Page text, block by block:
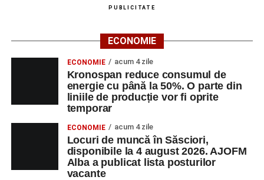
PUBLICITATE
ECONOMIE
ECONOMIE acum 4 zile
Kronospan reduce consumul de
energie cu până la 50%. O parte din
liniile de producție vor fi oprite
temporar
ECONOMIE acum 4 zile
Locuri de muncă în Săsciori,
disponibile la 4 august 2026. AJOFM
Alba a publicat lista posturilor
vacante